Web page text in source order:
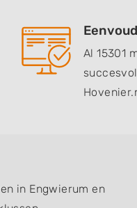
Al 15301
in Engwierum en